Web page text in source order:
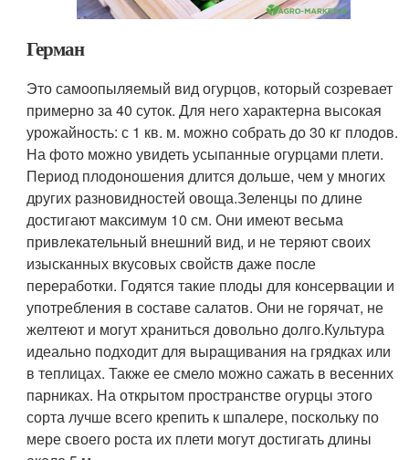
Герман
Это самоопыляемый вид огурцов, который созревает
примерно за 40 суток. Для него характерна высокая
урожайность: с 1 кв. м. можно собрать до 30 кг плодов.
На фото можно увидеть усыпанные огурцами плети.
Период плодоношения длится дольше, чем у многих
других разновидностей овоща.Зеленцы по длине
достигают максимум 10 см. Они имеют весьма
привлекательный внешний вид, и не теряют своих
изысканных вкусовых свойств даже после
переработки. Годятся такие плоды для консервации и
употребления в составе салатов. Они не горячат, не
желтеют и могут храниться довольно долго.Культура
идеально подходит для выращивания на грядках или
в теплицах. Также ее смело можно сажать в весенних
парниках. На открытом пространстве огурцы этого
сорта лучше всего крепить к шпалере, поскольку по
мере своего роста их плети могут достигать длины